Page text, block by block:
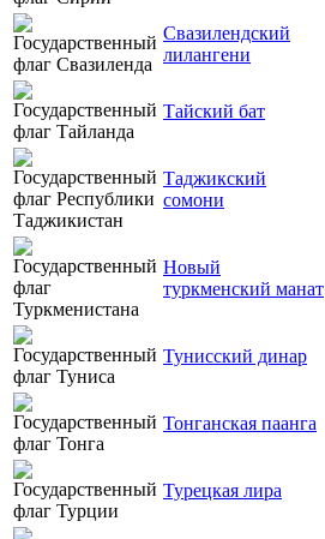
Свазилендский
лилангени
Тайский бат
Таджикский
сомони
Новый
туркменский манат
Тунисский динар
Тонганская паанга
Турецкая лира